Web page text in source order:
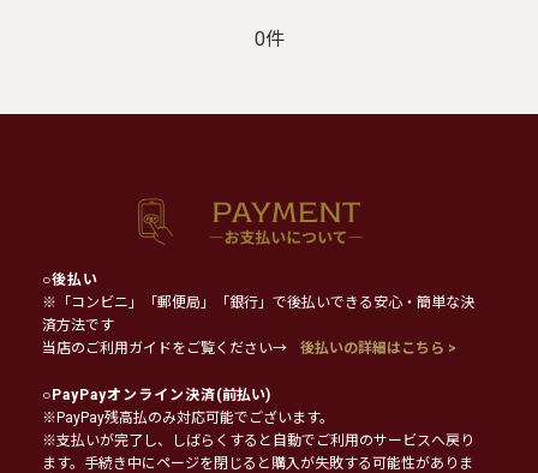
0件
○後払い
※「コンビニ」「郵便局」「銀行」で後払いできる安心・簡単な決
済方法です
当店のご利用ガイドをご覧ください→
後払いの詳細はこちら >
○PayPayオンライン決済(前払い)
※PayPay残高払のみ対応可能でございます。
※支払いが完了し、しばらくすると自動でご利用のサービスへ戻り
ます。手続き中にページを閉じると購入が失敗する可能性がありま